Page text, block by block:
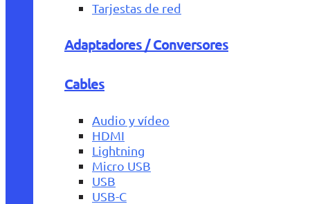
Tarjestas de red
Adaptadores / Conversores
Cables
Audio y vídeo
HDMI
Lightning
Micro USB
USB
USB-C